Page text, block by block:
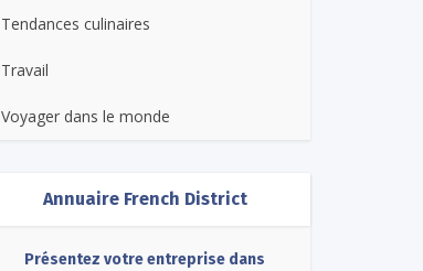
Tendances culinaires
Travail
Voyager dans le monde
Annuaire French District
Présentez votre entreprise dans